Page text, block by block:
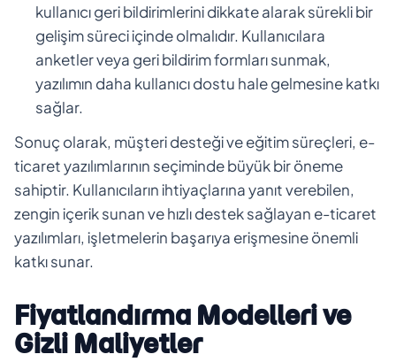
kullanıcı geri bildirimlerini dikkate alarak sürekli bir
gelişim süreci içinde olmalıdır. Kullanıcılara
anketler veya geri bildirim formları sunmak,
yazılımın daha kullanıcı dostu hale gelmesine katkı
sağlar.
Sonuç olarak, müşteri desteği ve eğitim süreçleri, e-
ticaret yazılımlarının seçiminde büyük bir öneme
sahiptir. Kullanıcıların ihtiyaçlarına yanıt verebilen,
zengin içerik sunan ve hızlı destek sağlayan e-ticaret
yazılımları, işletmelerin başarıya erişmesine önemli
katkı sunar.
Fiyatlandırma Modelleri ve
Gizli Maliyetler